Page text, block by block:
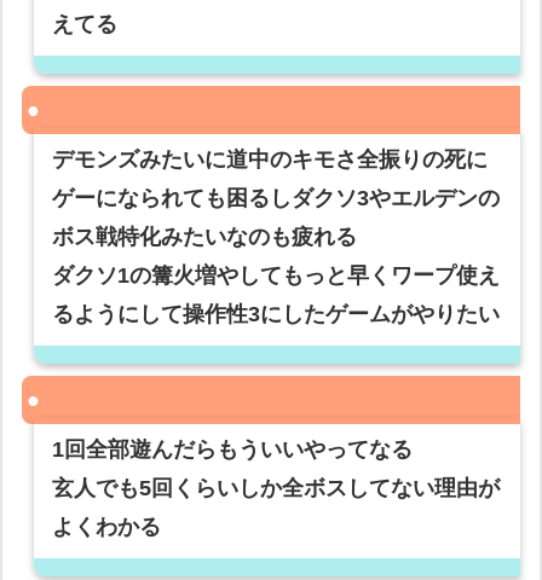
えてる
デモンズみたいに道中のキモさ全振りの死に
ゲーになられても困るしダクソ3やエルデンの
ボス戦特化みたいなのも疲れる
ダクソ1の篝火増やしてもっと早くワープ使え
るようにして操作性3にしたゲームがやりたい
1回全部遊んだらもういいやってなる
玄人でも5回くらいしか全ボスしてない理由が
よくわかる